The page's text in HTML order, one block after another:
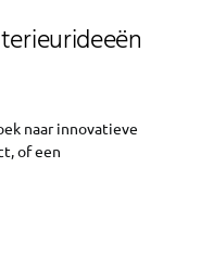
naar innovatieve
of een